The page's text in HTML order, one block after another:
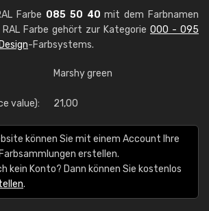
Farbe 085 50 40 mit dem Farbnamen
RAL Farbe gehört zur Kategorie 000 - 095
-Farbsystems.
Marshy green
value): 21,00
können Sie mit einem Account Ihre
erstellen.
kein Konto? Dann können Sie kostenlos
.